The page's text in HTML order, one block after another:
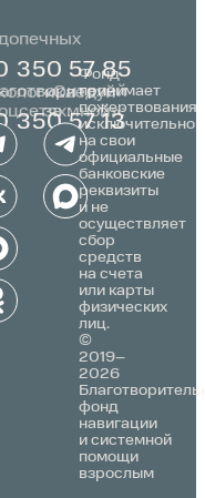
350 57 85
350 57 13
«Следуй
за мной»:
©
2019–
2026
фонд
навигации
и системной
помощи
взрослым
Фонд
принимает
пожертвования
исключительно
на свои
официальные
банковские
реквизиты
и не
осуществляет
сбор
средств
на счета
или карты
физических
лиц.